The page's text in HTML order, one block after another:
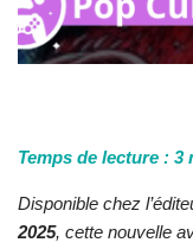
Temps de lecture : 3
Disponible chez
2025, cette nouvelle